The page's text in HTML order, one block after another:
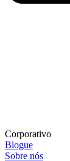
Corporativo
Blogue
Sobre nós